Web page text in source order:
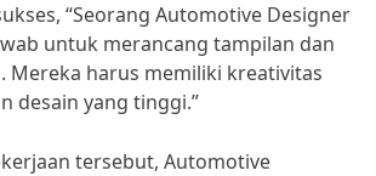
“Seorang Automotive Designer
untuk merancang tampilan dan
Mereka harus memiliki kreativitas
desain yang tinggi.”
tersebut, Automotive